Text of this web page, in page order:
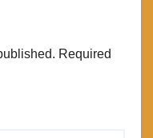
Required